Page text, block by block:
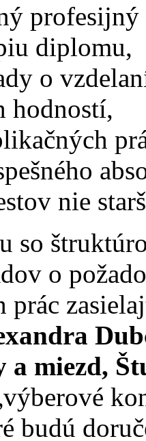
diplomu,
o
hodností,
nie
so
o
miezd,
budú